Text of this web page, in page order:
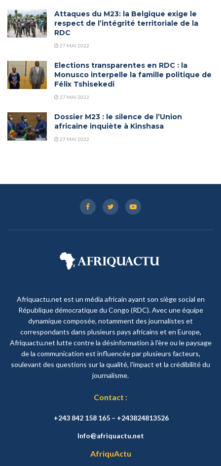
Attaques du M23: la Belgique exige le
respect de l’intégrité territoriale de la
RDC
27 MAI 2022
Elections transparentes en RDC : la
Monusco interpelle la famille politique de
Félix Tshisekedi
27 MAI 2022
Dossier M23 : le silence de l’Union
africaine inquiète à Kinshasa
27 MAI 2022
Afriquactu.net est un média africain ayant son siège social en
République démocratique du Congo (RDC). Avec une équipe
dynamique composée, notamment des journalistes et
correspondants dans plusieurs pays africains et en Europe,
Afriquactu.net lutte contre la désinformation à l'ère ou le paysage
de la communication est influencée par plusieurs facteurs,
soulevant des questions sur la qualité, l'impact et la crédibilité du
journalisme.
Contact :
+243 842 158 165 – +243824813526
Info@afriquactu.net
AfriquActu